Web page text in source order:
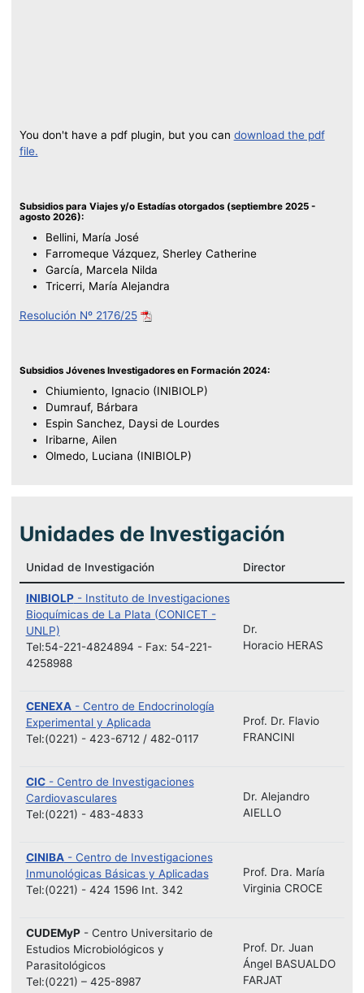
You don't have a pdf plugin, but you can download the pdf
file.
Subsidios para Viajes y/o Estadías otorgados (septiembre 2025 -
agosto 2026):
Bellini, María José
Farromeque Vázquez, Sherley Catherine
García, Marcela Nilda
Tricerri, María Alejandra
Resolución Nº 2176/25
Subsidios Jóvenes Investigadores en Formación 2024:
Chiumiento, Ignacio (INIBIOLP)
Dumrauf, Bárbara
Espin Sanchez, Daysi de Lourdes
Iribarne, Ailen
Olmedo, Luciana (INIBIOLP)
Unidades de Investigación
Unidad de Investigación Director
INIBIOLP- Instituto de Investigaciones
Bioquímicas de La Plata (CONICET -
UNLP)
Tel:54-221-4824894 - Fax: 54-221-
4258988
Dr.
Horacio HERAS
CENEXA- Centro de Endocrinología
Experimental y Aplicada
Tel:(0221) - 423-6712 / 482-0117
Prof. Dr. Flavio
FRANCINI
CIC- Centro de Investigaciones
Cardiovasculares
Tel:(0221) - 483-4833
Dr. Alejandro
AIELLO
CINIBA- Centro de Investigaciones
Inmunológicas Básicas y Aplicadas
Tel:(0221) - 424 1596 Int. 342
Prof. Dra. María
Virginia CROCE
CUDEMyP- Centro Universitario de
Estudios Microbiológicos y
Parasitológicos
Tel:(0221) – 425-8987
Prof. Dr. Juan
Ángel BASUALDO
FARJAT